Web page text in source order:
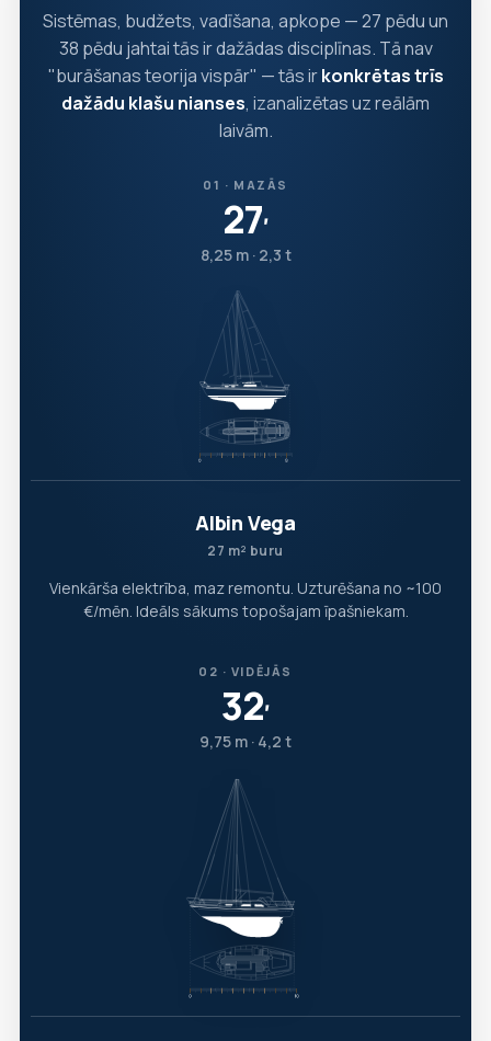
Sistēmas, budžets, vadīšana, apkope — 27 pēdu un
38 pēdu jahtai tās ir dažādas disciplīnas. Tā nav
"burāšanas teorija vispār" — tās irkonkrētas trīs
dažādu klašu nianses, izanalizētas uz reālām
laivām.
01 · MAZĀS
27′
8,25 m · 2,3 t
Albin Vega
27 m² buru
Vienkārša elektrība, maz remontu. Uzturēšana no ~100
€/mēn. Ideāls sākums topošajam īpašniekam.
02 · VIDĒJĀS
32′
9,75 m · 4,2 t